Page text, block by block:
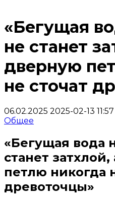
«Бегущая
не станет
дверную
не сточат
06.02.2025 2025-02-13 11:57
Общее
«Бегущая вода
станет
петлю никогда
древоточцы»